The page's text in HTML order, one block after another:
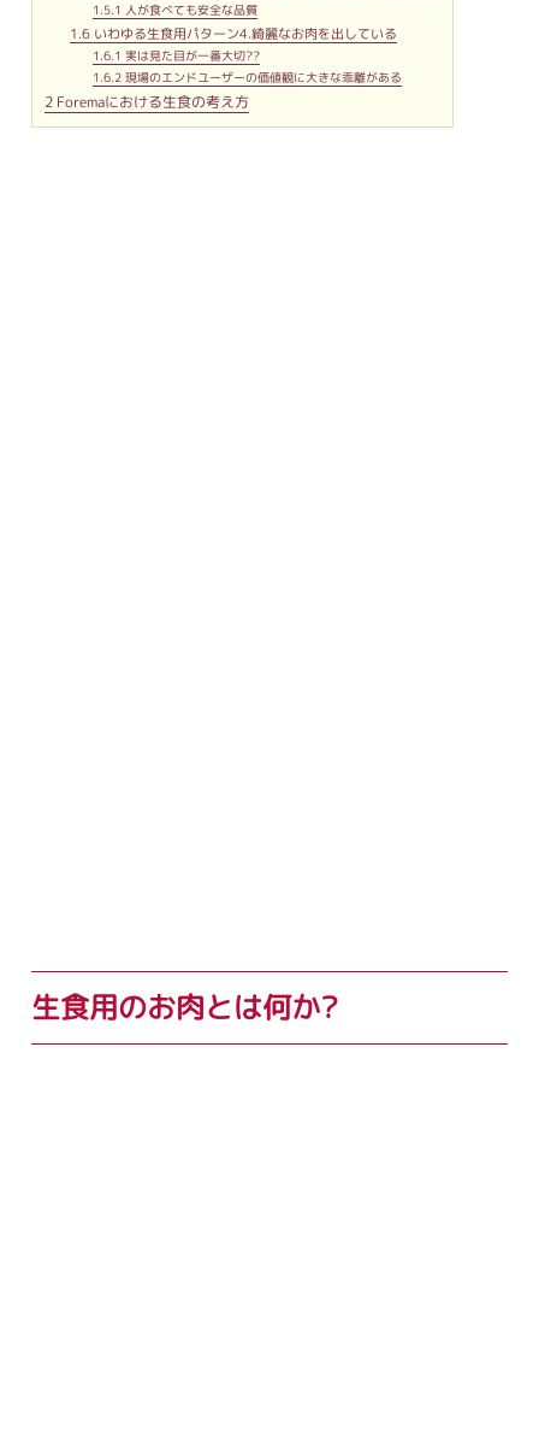
1.5.1 人が食べても安全な品質
1.6 いわゆる生食用パターン4.綺麗なお肉を出している
1.6.1 実は見た目が一番大切??
1.6.2 現場のエンドユーザーの価値観に大きな乖離がある
2 Foremaにおける生食の考え方
生食用のお肉とは何か?